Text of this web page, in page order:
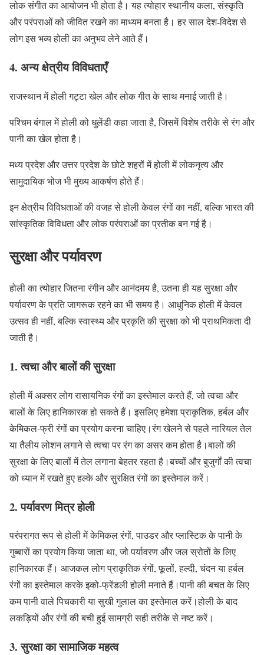
लोक संगीत का आयोजन भी होता है। यह त्योहार स्थानीय कला, संस्कृति
और परंपराओं को जीवित रखने का माध्यम बनता है। हर साल देश-विदेश से
लोग इस भव्य होली का अनुभव लेने आते हैं।
4. अन्य क्षेत्रीय विविधताएँ
राजस्थान में होली गट्टा खेल और लोक गीत के साथ मनाई जाती है।
पश्चिम बंगाल में होली को धुलेंडी कहा जाता है, जिसमें विशेष तरीके से रंग और
पानी का खेल होता है।
मध्य प्रदेश और उत्तर प्रदेश के छोटे शहरों में होली में लोकनृत्य और
सामुदायिक भोज भी मुख्य आकर्षण होते हैं।
इन क्षेत्रीय विविधताओं की वजह से होली केवल रंगों का नहीं, बल्कि भारत की
सांस्कृतिक विविधता और लोक परंपराओं का प्रतीक बन गई है।
सुरक्षा और पर्यावरण
होली का त्योहार जितना रंगीन और आनंदमय है, उतना ही यह सुरक्षा और
पर्यावरण के प्रति जागरूक रहने का भी समय है। आधुनिक होली में केवल
उत्सव ही नहीं, बल्कि स्वास्थ्य और प्रकृति की सुरक्षा को भी प्राथमिकता दी
जाती है।
1. त्वचा और बालों की सुरक्षा
होली में अक्सर लोग रासायनिक रंगों का इस्तेमाल करते हैं, जो त्वचा और
बालों के लिए हानिकारक हो सकते हैं। इसलिए हमेशा प्राकृतिक, हर्बल और
केमिकल-फ्री रंगों का प्रयोग करना चाहिए।रंग खेलने से पहले नारियल तेल
या तैलीय लोशन लगाने से त्वचा पर रंग का असर कम होता है।बालों की
सुरक्षा के लिए बालों में तेल लगाना बेहतर रहता है।बच्चों और बुजुर्गों की त्वचा
को ध्यान में रखते हुए हल्के और सुरक्षित रंगों का इस्तेमाल करें।
2. पर्यावरण मित्र होली
परंपरागत रूप से होली में केमिकल रंगों, पाउडर और प्लास्टिक के पानी के
गुब्बारों का प्रयोग किया जाता था, जो पर्यावरण और जल स्रोतों के लिए
हानिकारक हैं। आजकल लोग प्राकृतिक रंगों, फूलों, हल्दी, चंदन या हर्बल
रंगों का इस्तेमाल करके इको-फ्रेंडली होली मनाते हैं।पानी की बचत के लिए
कम पानी वाले पिचकारी या सुखी गुलाल का इस्तेमाल करें।होली के बाद
लकड़ियों और रंगों की बची हुई सामग्री सही तरीके से नष्ट करें।
3. सुरक्षा का सामाजिक महत्व